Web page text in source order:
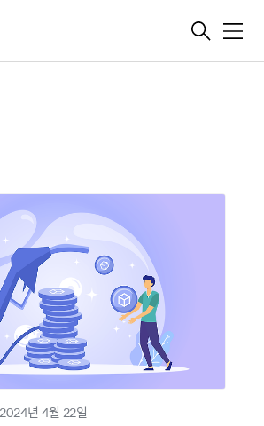
메뉴
2024년 4월 22일